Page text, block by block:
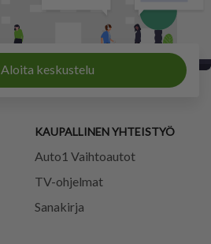
Aloita keskustelu
KAUPALLINEN YHTEISTYÖ
Auto1 Vaihtoautot
TV-ohjelmat
Sanakirja